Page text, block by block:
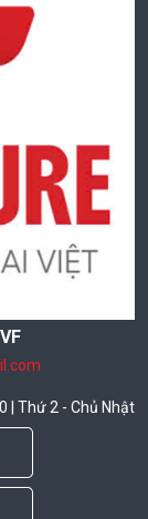
| Thứ 2 - Chủ Nhật